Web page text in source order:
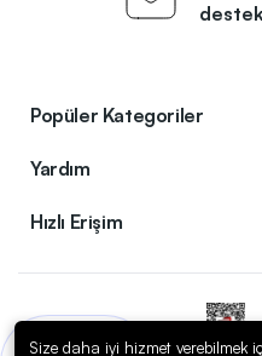
Popüler Kategoriler
Yardım
Hızlı Erişim
Size daha iyi hizmet verebilmek